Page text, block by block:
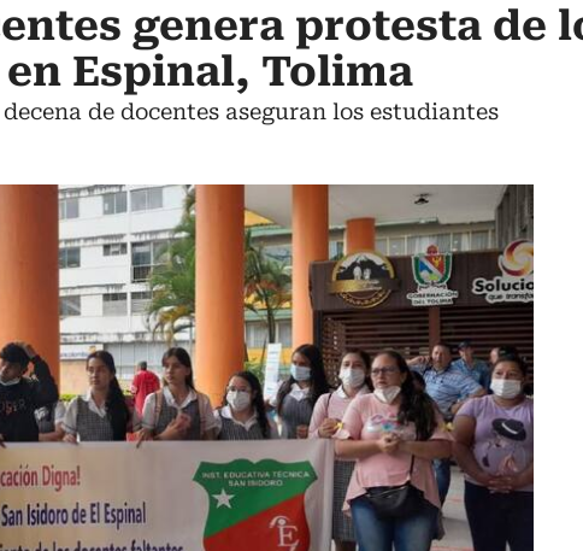
genera protesta de
Espinal, Tolima
de docentes aseguran los estudiantes